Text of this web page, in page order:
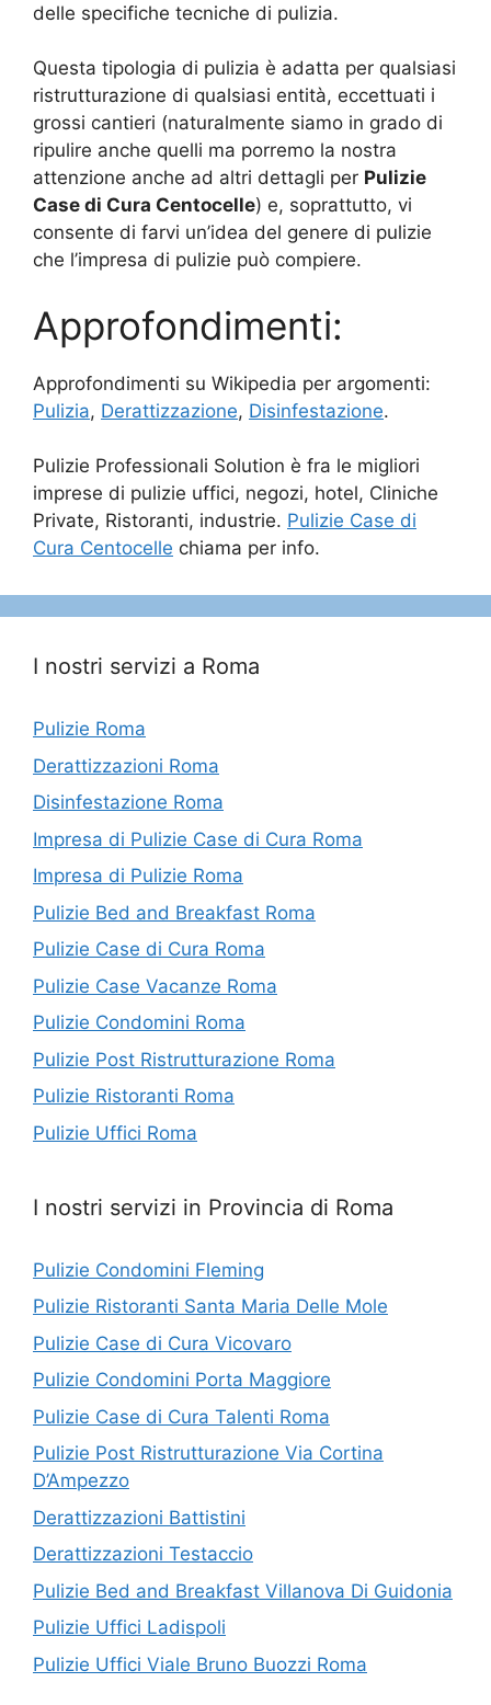
delle specifiche tecniche di pulizia.
Questa tipologia di pulizia è adatta per qualsiasi
ristrutturazione di qualsiasi entità, eccettuati i
grossi cantieri (naturalmente siamo in grado di
ripulire anche quelli ma porremo la nostra
attenzione anche ad altri dettagli per Pulizie
Case di Cura Centocelle) e, soprattutto, vi
consente di farvi un’idea del genere di pulizie
che l’impresa di pulizie può compiere.
Approfondimenti:
Approfondimenti su Wikipedia per argomenti:
Pulizia, Derattizzazione, Disinfestazione.
Pulizie Professionali Solution è fra le migliori
imprese di pulizie uffici, negozi, hotel, Cliniche
Private, Ristoranti, industrie. Pulizie Case di
Cura Centocelle chiama per info.
I nostri servizi a Roma
Pulizie Roma
Derattizzazioni Roma
Disinfestazione Roma
Impresa di Pulizie Case di Cura Roma
Impresa di Pulizie Roma
Pulizie Bed and Breakfast Roma
Pulizie Case di Cura Roma
Pulizie Case Vacanze Roma
Pulizie Condomini Roma
Pulizie Post Ristrutturazione Roma
Pulizie Ristoranti Roma
Pulizie Uffici Roma
I nostri servizi in Provincia di Roma
Pulizie Condomini Fleming
Pulizie Ristoranti Santa Maria Delle Mole
Pulizie Case di Cura Vicovaro
Pulizie Condomini Porta Maggiore
Pulizie Case di Cura Talenti Roma
Pulizie Post Ristrutturazione Via Cortina
D’Ampezzo
Derattizzazioni Battistini
Derattizzazioni Testaccio
Pulizie Bed and Breakfast Villanova Di Guidonia
Pulizie Uffici Ladispoli
Pulizie Uffici Viale Bruno Buozzi Roma